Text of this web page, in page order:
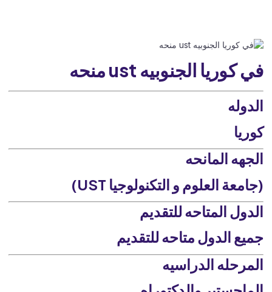
في كوريا الجنوبيه ust منحه
الدوله
كوريا
الجهه المانحه
(جامعة العلوم و التكنولوجيا UST)
الدول المتاحه للتقديم
جميع الدول متاحه للتقديم
المرحله الدراسيه